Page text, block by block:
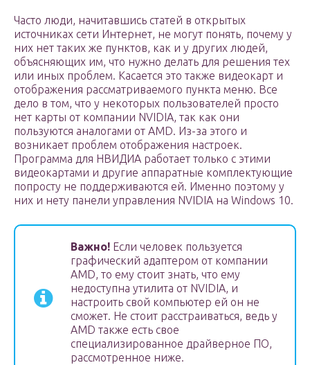
Часто люди, начитавшись статей в открытых
источниках сети Интернет, не могут понять, почему у
них нет таких же пунктов, как и у других людей,
объясняющих им, что нужно делать для решения тех
или иных проблем. Касается это также видеокарт и
отображения рассматриваемого пункта меню. Все
дело в том, что у некоторых пользователей просто
нет карты от компании NVIDIA, так как они
пользуются аналогами от AMD. Из-за этого и
возникает проблем отображения настроек.
Программа для НВИДИА работает только с этими
видеокартами и другие аппаратные комплектующие
попросту не поддерживаются ей. Именно поэтому у
них и нету панели управления NVIDIA на Windows 10.
Важно! Если человек пользуется
графический адаптером от компании
AMD, то ему стоит знать, что ему
недоступна утилита от NVIDIA, и
настроить свой компьютер ей он не
сможет. Не стоит расстраиваться, ведь у
AMD также есть свое
специализированное драйверное ПО,
рассмотренное ниже.